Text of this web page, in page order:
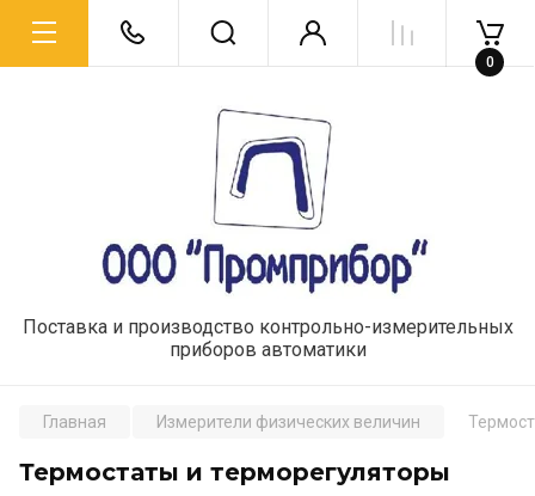
Поставка и производство контрольно-измерительных
приборов автоматики
0
Главная Измерители физических величин
Термостаты и терморегуляторы